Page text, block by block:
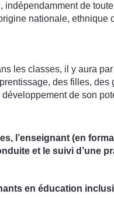
de
nationale,
les classes, il y aura
des filles,
de son
l’enseignant (en
et le suivi d’une
en éducation